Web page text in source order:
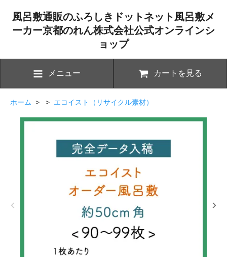
風呂敷通販のふろしきドットネット風呂敷メ
ーカー京都のれん株式会社公式オンラインシ
ョップ
メニュー カートを見る
ホーム > > エコイスト（リサイクル素材）